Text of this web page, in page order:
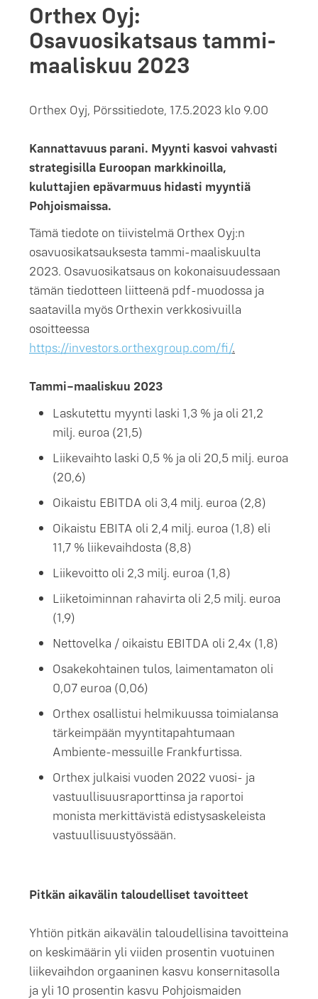
Orthex Oyj:
Osavuosikatsaus tammi-
maaliskuu 2023
Orthex Oyj, Pörssitiedote, 17.5.2023 klo 9.00
Kannattavuus parani. Myynti kasvoi vahvasti
strategisilla Euroopan markkinoilla,
kuluttajien epävarmuus hidasti myyntiä
Pohjoismaissa.
Tämä tiedote on tiivistelmä Orthex Oyj:n
osavuosikatsauksesta tammi-maaliskuulta
2023. Osavuosikatsaus on kokonaisuudessaan
tämän tiedotteen liitteenä pdf-muodossa ja
saatavilla myös Orthexin verkkosivuilla
osoitteessa
https://investors.orthexgroup.com/fi/.
Tammi–maaliskuu 2023
Laskutettu myynti laski 1,3 % ja oli 21,2
milj. euroa (21,5)
Liikevaihto laski 0,5 % ja oli 20,5 milj. euroa
(20,6)
Oikaistu EBITDA oli 3,4 milj. euroa (2,8)
Oikaistu EBITA oli 2,4 milj. euroa (1,8) eli
11,7 % liikevaihdosta (8,8)
Liikevoitto oli 2,3 milj. euroa (1,8)
Liiketoiminnan rahavirta oli 2,5 milj. euroa
(1,9)
Nettovelka / oikaistu EBITDA oli 2,4x (1,8)
Osakekohtainen tulos, laimentamaton oli
0,07 euroa (0,06)
Orthex osallistui helmikuussa toimialansa
tärkeimpään myyntitapahtumaan
Ambiente-messuille Frankfurtissa.
Orthex julkaisi vuoden 2022 vuosi- ja
vastuullisuusraporttinsa ja raportoi
monista merkittävistä edistysaskeleista
vastuullisuustyössään.
Pitkän aikavälin taloudelliset tavoitteet
Yhtiön pitkän aikavälin taloudellisina tavoitteina
on keskimäärin yli viiden prosentin vuotuinen
liikevaihdon orgaaninen kasvu konsernitasolla
ja yli 10 prosentin kasvu Pohjoismaiden